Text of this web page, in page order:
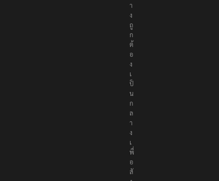
ง
ถู
ก
ต้
อ
ง
เ
ป็
น
ก
ล
า
ง
เ
พื่
อ
สั
ง